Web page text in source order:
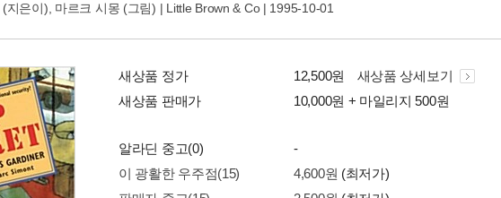
(지은이), 마르크 시몽 (그림) | Little Brown & Co| 1995-10-01
새상품 정가 12,500원
새상품 상세보기
새상품 판매가
10,000원 + 마일리지 500원
알라딘 중고(0)
-
이 광활한 우주점(15)
4,600원 (최저가)